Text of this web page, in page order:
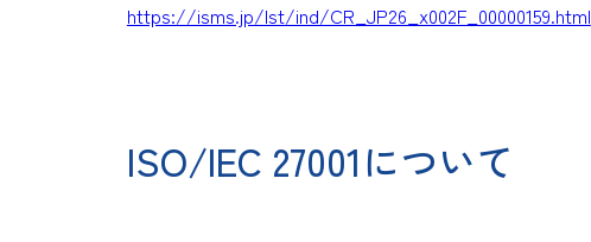
https://isms.jp/lst/ind/CR_JP26_x002F_00000159.html
ISO/IEC 27001について